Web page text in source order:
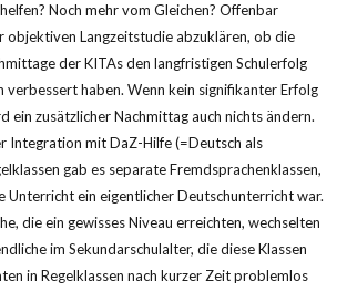
Noch mehr vom Gleichen? Offenbar
objektiven Langzeitstudie abzuklären, ob die
der KITAs den langfristigen Schulerfolg
verbessert haben. Wenn kein signifikanter Erfolg
ein zusätzlicher Nachmittag auch nichts ändern.
Integration mit DaZ-Hilfe (=Deutsch als
gab es separate Fremdsprachenklassen,
Unterricht ein eigentlicher Deutschunterricht war.
die ein gewisses Niveau erreichten, wechselten
im Sekundarschulalter, die diese Klassen
in Regelklassen nach kurzer Zeit problemlos